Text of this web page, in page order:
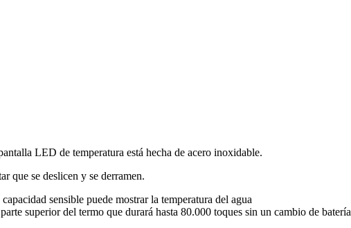
LED de temperatura está hecha de acero inoxidable.
que se deslicen y se derramen.
sensible puede mostrar la temperatura del agua
superior del termo que durará hasta 80.000 toques sin un cambio de batería